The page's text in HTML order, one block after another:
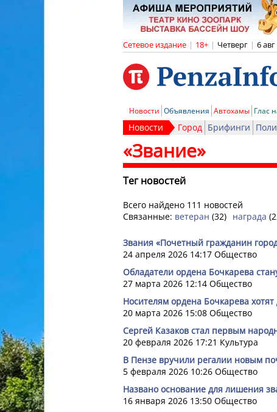
Сетевое издание | 18+ | Четверг | 6
Новости Объявления Автохамы Глас
Новости Город Брифинги
«Звание»
Тег новостей
Всего найдено 111 новостей
Связанные: ветеран (32) награда
Звания «Почетный гражданин
24 апреля 2026 14:17 Общество
Обладатели ордена Бочкарева
27 марта 2026 12:14 Общество
Носителям ордена Бочкарева
20 марта 2026 15:08 Общество
Сергей Казаков стал первым
20 февраля 2026 17:21 Культура
В Пензе вручили регалии новым
5 февраля 2026 10:26 Общество
Названо основание для лишения
16 января 2026 13:50 Общество